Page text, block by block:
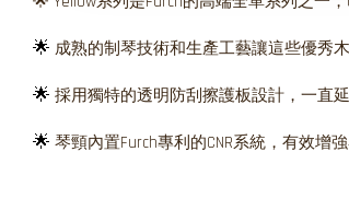
🌟 成熟的制琴技術和生產工藝讓這些優秀
🌟 採用獨特的透明防刮擦護板設計，一直
🌟 琴頸內置Furch專利的CNR系統，有效增